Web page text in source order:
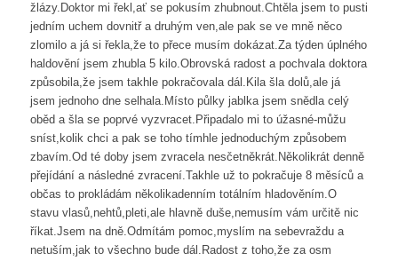
žlázy.Doktor mi řekl,ať se pokusím zhubnout.Chtěla jsem to pusti
jedním uchem dovnitř a druhým ven,ale pak se ve mně něco
zlomilo a já si řekla,že to přece musím dokázat.Za týden úplného
haldovění jsem zhubla 5 kilo.Obrovská radost a pochvala doktora
způsobila,že jsem takhle pokračovala dál.Kila šla dolů,ale já
jsem jednoho dne selhala.Místo půlky jablka jsem snědla celý
oběd a šla se poprvé vyzvracet.Připadalo mi to úžasné-můžu
sníst,kolik chci a pak se toho tímhle jednoduchým způsobem
zbavím.Od té doby jsem zvracela nesčetněkrát.Několikrát denně
přejídání a následné zvracení.Takhle už to pokračuje 8 měsíců a
občas to prokládám několikadenním totálním hladověním.O
stavu vlasů,nehtů,pleti,ale hlavně duše,nemusím vám určitě nic
říkat.Jsem na dně.Odmítám pomoc,myslím na sebevraždu a
netuším,jak to všechno bude dál.Radost z toho,že za osm